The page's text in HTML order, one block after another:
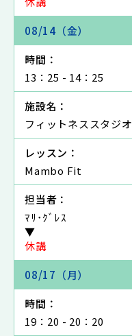
08/14（金）
時間：
13：25 - 14：25
施設名：
フィットネススタジオ
レッスン：
Mambo Fit
担当者：
ﾏﾘ･ｸﾞﾚｽ
▼
休講
08/17（月）
時間：
19：20 - 20：20